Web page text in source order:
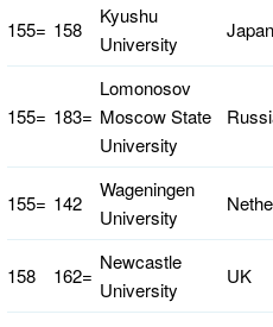
155= 158
Kyushu
University
Japan
155= 183=
Lomonosov
Moscow State
University
155= 142
Wageningen
University
158 162=
Newcastle
University
UK